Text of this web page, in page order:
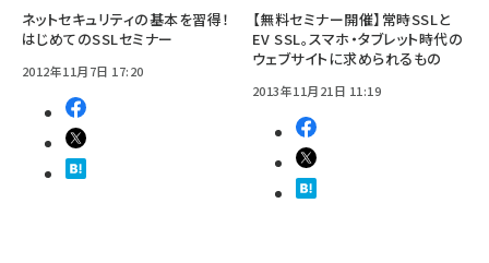
ネットセキュリティの基本を習得！
はじめてのSSLセミナー
2012年11月7日 17:20
【無料セミナー開催】常時SSLと
EV SSL。スマホ・タブレット時代の
ウェブサイトに求められるもの
2013年11月21日 11:19